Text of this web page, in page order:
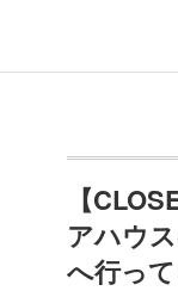
【
アハウ
へ行っ